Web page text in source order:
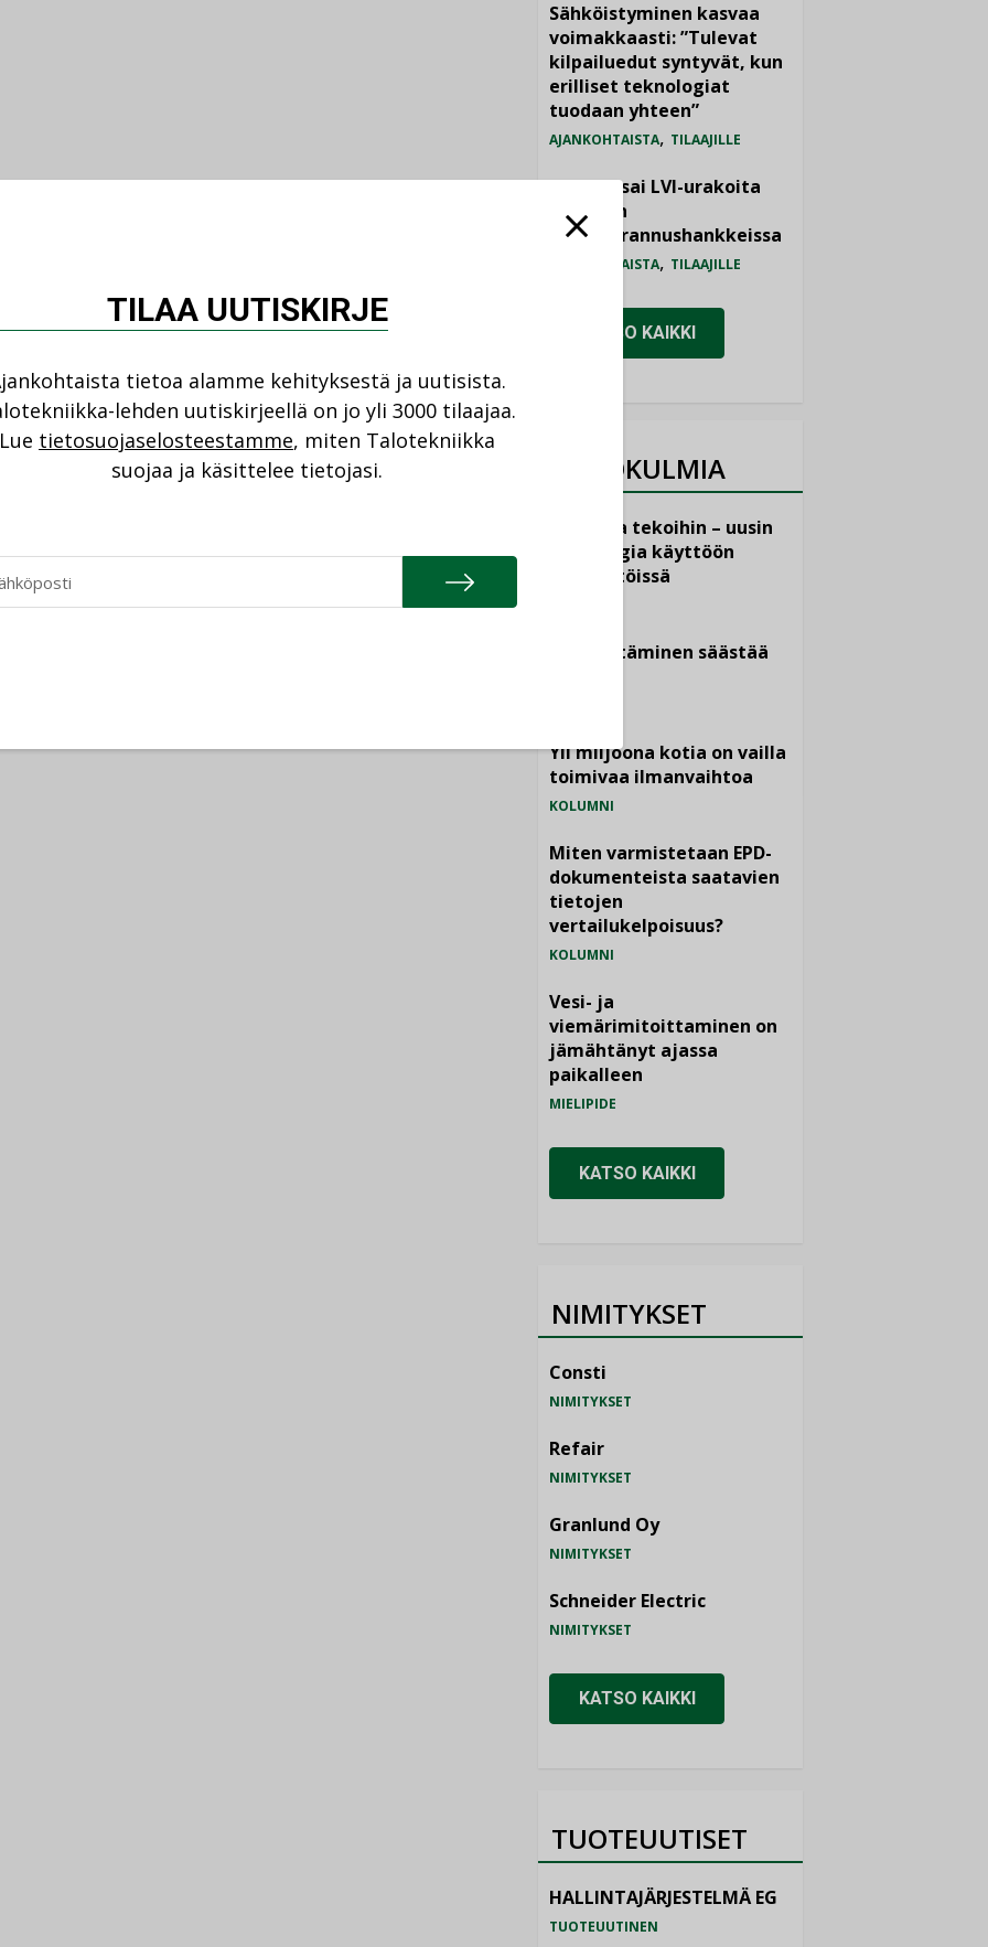
Sähköistyminen kasvaa
voimakkaasti: ”Tulevat
kilpailuedut syntyvät, kun
erilliset teknologiat
tuodaan yhteen”
AJANKOHTAISTA, TILAAJILLE
Bravida sai LVI-urakoita
koulujen
perusparannushankkeissa
AJANKOHTAISTA, TILAAJILLE
KATSO KAIKKI
NÄKÖKULMIA
Puheista tekoihin – uusin
teknologia käyttöön
kiinteistöissä
Sähköistäminen säästää
Yli miljoona kotia on vailla
toimivaa ilmanvaihtoa
KOLUMNI
Miten varmistetaan EPD-
dokumenteista saatavien
tietojen
vertailukelpoisuus?
KOLUMNI
Vesi- ja
viemärimitoittaminen on
jämähtänyt ajassa
paikalleen
MIELIPIDE
KATSO KAIKKI
NIMITYKSET
Consti
NIMITYKSET
Refair
NIMITYKSET
Granlund Oy
NIMITYKSET
Schneider Electric
NIMITYKSET
KATSO KAIKKI
TUOTEUUTISET
HALLINTAJÄRJESTELMÄ EG
TUOTEUUTINEN
TILAA UUTISKIRJE
tietoa alamme kehityksestä ja uutisista.
lehden uutiskirjeellä on jo yli 3000 tilaajaa.
Lue tietosuojaselosteestamme, miten Talotekniikka
suojaa ja käsittelee tietojasi.